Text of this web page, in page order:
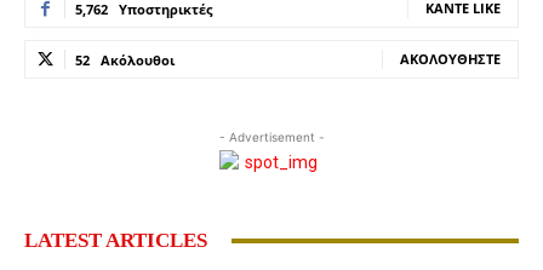
5,762 Υποστηρικτές ΚΆΝΤΕ LIKE
52 Ακόλουθοι ΑΚΟΛΟΥΘΉΣΤΕ
- Advertisement -
LATEST ARTICLES